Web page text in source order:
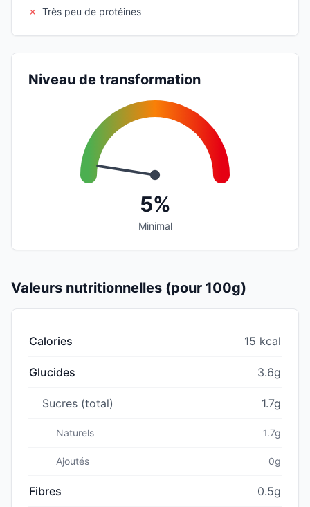
✗ Très peu de protéines
Niveau de transformation
5%
Minimal
Valeurs nutritionnelles (pour 100g)
Calories 15 kcal
Glucides 3.6g
Sucres (total) 1.7g
Naturels 1.7g
Ajoutés 0g
Fibres 0.5g